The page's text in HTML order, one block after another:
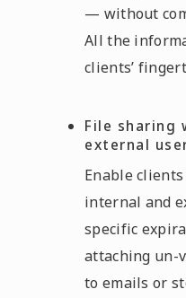
— without
All the
clients’
File sharing
external
Enable
internal and
specific
attaching un-
to emails or